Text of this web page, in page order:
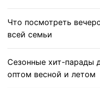
Что посмотреть
всей семьи
Сезонные хит-парады
оптом весной и летом